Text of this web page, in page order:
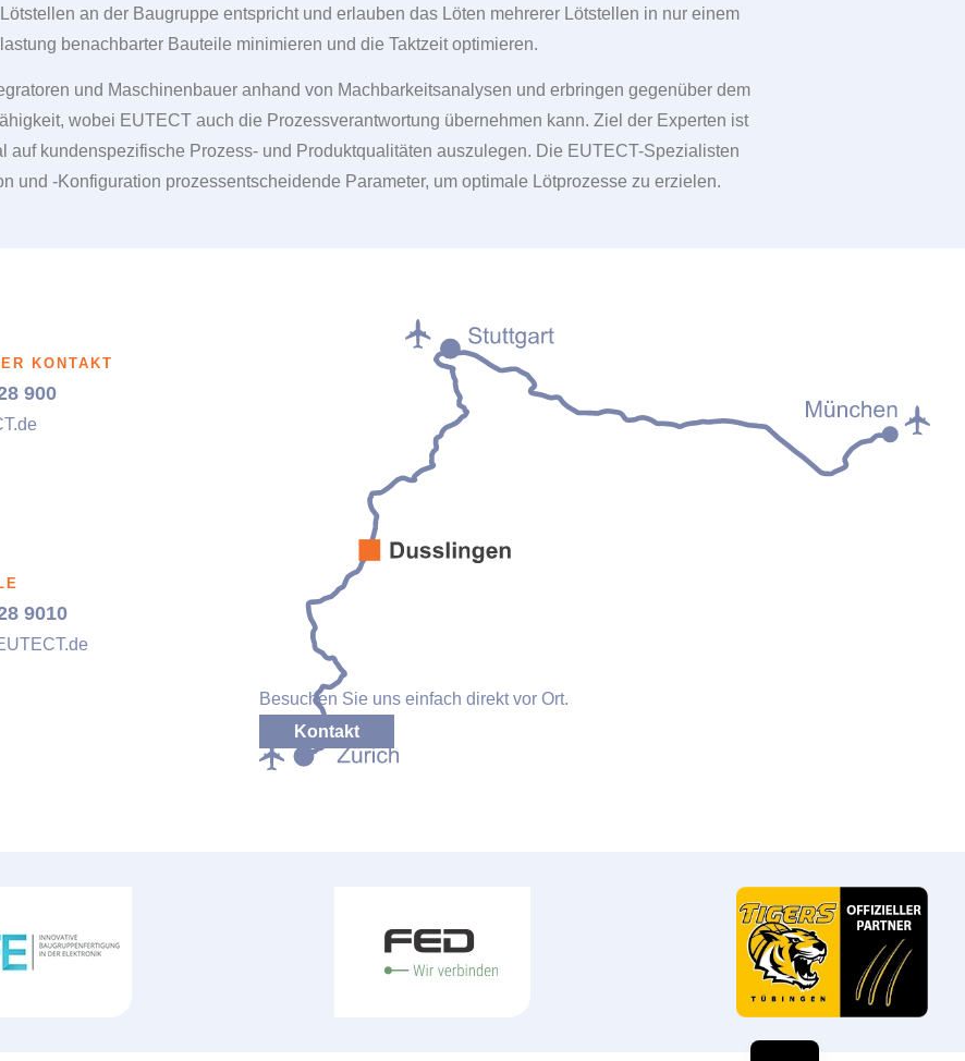
an der Baugruppe entspricht und erlauben das Löten mehrerer Lötstellen in nur einem
benachbarter Bauteile minimieren und die Taktzeit optimieren.
und Maschinenbauer anhand von Machbarkeitsanalysen und erbringen gegenüber dem
wobei EUTECT auch die Prozessverantwortung übernehmen kann. Ziel der Experten ist
auf kundenspezifische Prozess- und Produktqualitäten auszulegen. Die EUTECT-Spezialisten
und -Konfiguration prozessentscheidende Parameter, um optimale Lötprozesse zu erzielen.
KONTAKT
900
.de
9010
.de
Besuchen Sie uns einfach direkt vor Ort.
Kontakt